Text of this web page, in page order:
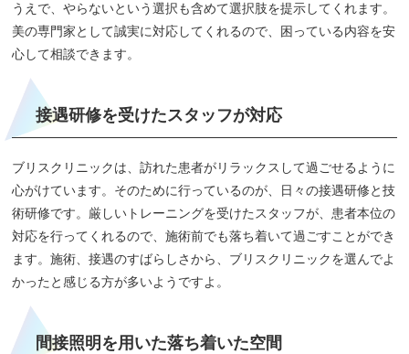
うえで、やらないという選択も含めて選択肢を提示してくれます。
美の専門家として誠実に対応してくれるので、困っている内容を安
心して相談できます。
接遇研修を受けたスタッフが対応
ブリスクリニックは、訪れた患者がリラックスして過ごせるように
心がけています。そのために行っているのが、日々の接遇研修と技
術研修です。厳しいトレーニングを受けたスタッフが、患者本位の
対応を行ってくれるので、施術前でも落ち着いて過ごすことができ
ます。施術、接遇のすばらしさから、ブリスクリニックを選んでよ
かったと感じる方が多いようですよ。
間接照明を用いた落ち着いた空間